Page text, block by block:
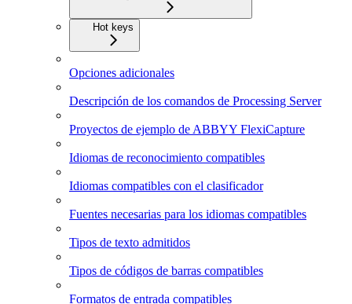
Hot keys
Opciones adicionales
Descripción de los comandos de Processing Server
Proyectos de ejemplo de ABBYY FlexiCapture
Idiomas de reconocimiento compatibles
Idiomas compatibles con el clasificador
Fuentes necesarias para los idiomas compatibles
Tipos de texto admitidos
Tipos de códigos de barras compatibles
Formatos de entrada compatibles